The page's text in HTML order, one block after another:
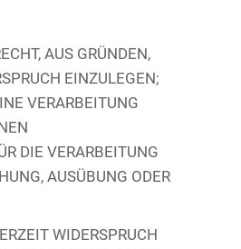
AUS GRÜNDEN,
EINZULEGEN;
VERARBEITUNG
DIE VERARBEITUNG
AUSÜBUNG ODER
WIDERSPRUCH